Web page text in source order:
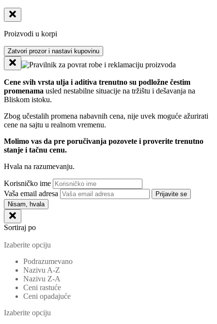
Proizvodi u korpi
Zatvori prozor i nastavi kupovinu
Cene svih vrsta ulja i aditiva trenutno su podložne čestim
promenama usled nestabilne situacije na tržištu i dešavanja na
Bliskom istoku.
Zbog učestalih promena nabavnih cena, nije uvek moguće ažurirati
cene na sajtu u realnom vremenu.
Molimo vas da pre poručivanja pozovete i proverite trenutno
stanje i tačnu cenu.
Hvala na razumevanju.
Korisničko ime
Vaša email adresa
Prijavite se
Nisam, hvala
Sortiraj po
Izaberite opciju
Podrazumevano
Nazivu A-Z
Nazivu Z-A
Ceni rastuće
Ceni opadajuće
Izaberite opciju